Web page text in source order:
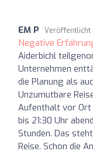
EM P Veröffentlicht
Negative
Aiderbichl
Unternehmen
die Planung als
Unzumutbare
Aufenthalt vor Ort
bis 21:30 Uhr
Stunden. Das
Reise. Schon die